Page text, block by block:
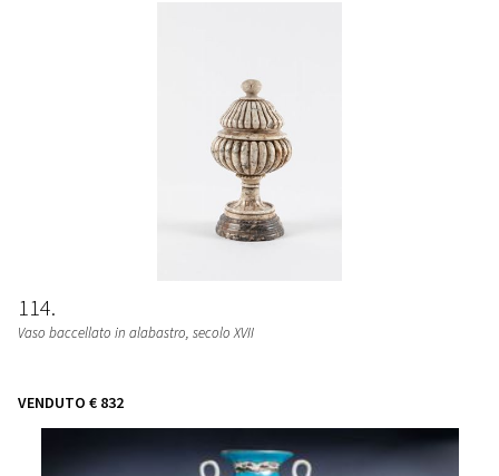
114
Vaso baccellato in alabastro, secolo XVII
VENDUTO € 832